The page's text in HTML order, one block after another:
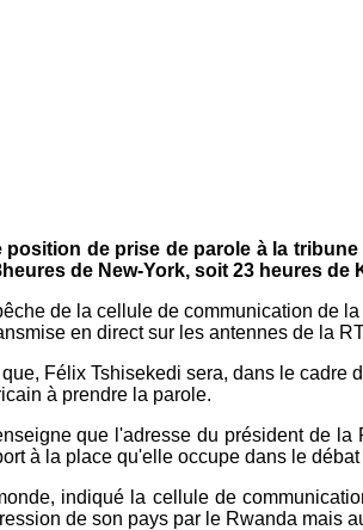
position de prise de parole à la
de New-York, soit 23 heures de
de la cellule de communication de
en direct sur les antennes de la
que, Félix Tshisekedi sera, dans le
à prendre la parole.
que l'adresse du président de
à la place qu'elle occupe dans le
indiqué la cellule de
de son pays par le Rwanda mais